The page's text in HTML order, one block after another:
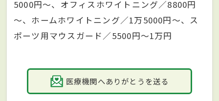
5000円～、オフィスホワイトニング／8800円
～、ホームホワイトニング／1万5000円～、ス
ポーツ用マウスガード／5500円～1万円
医療機関へありがとうを送る